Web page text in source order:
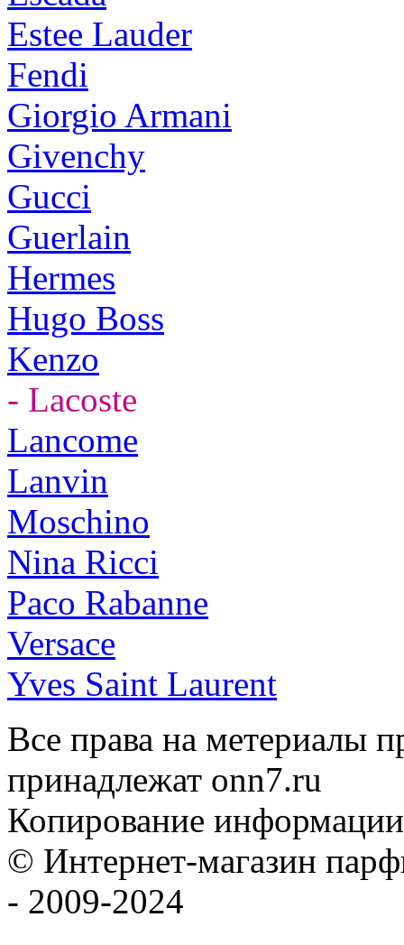
Estee Lauder
Fendi
Giorgio Armani
Givenchy
Gucci
Guerlain
Hermes
Hugo Boss
Kenzo
- Lacoste
Lancome
Lanvin
Moschino
Nina Ricci
Paco Rabanne
Versace
Yves Saint Laurent
Все права на метериалы
принадлежат onn7.ru
Копирование
© Интернет-магазин
- 2009-2024